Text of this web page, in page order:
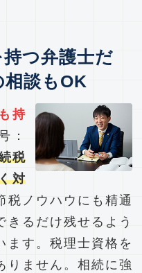
つ弁護士だ
談もOK
持
：
税
対
税ノウハウにも精通
きるだけ残せるよう
ます。税理士資格を
りません。相続に強